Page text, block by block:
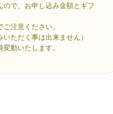
で、お申し込み金額とギフ
注意ください。
ただく事は出来ません）
動いたします。